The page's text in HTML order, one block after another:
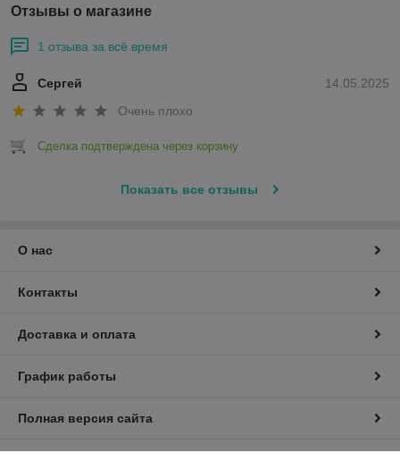
Отзывы о магазине
1 отзыва за всё время
14.05.2025
Сергей
Очень плохо
Сделка подтверждена через корзину
Показать все отзывы
О нас
Контакты
Доставка и оплата
График работы
Полная версия сайта